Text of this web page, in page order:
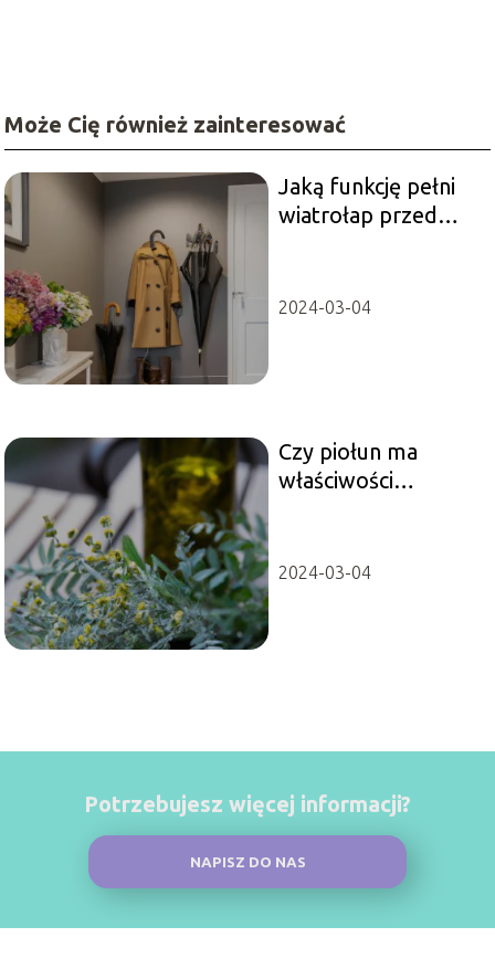
Może Cię również zainteresować
Jaką funkcję pełni
wiatrołap przed
2024-03-04
Czy piołun ma
właściwości
2024-03-04
Potrzebujesz więcej informacji?
NAPISZ DO NAS